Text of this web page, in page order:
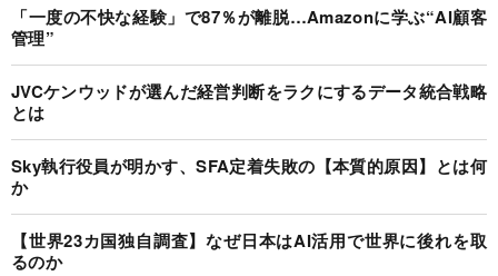
「一度の不快な経験」で87％が離脱…Amazonに学ぶ“AI顧客
管理”
JVCケンウッドが選んだ経営判断をラクにするデータ統合戦略
とは
Sky執行役員が明かす、SFA定着失敗の【本質的原因】とは何
か
【世界23カ国独自調査】なぜ日本はAI活用で世界に後れを取
るのか